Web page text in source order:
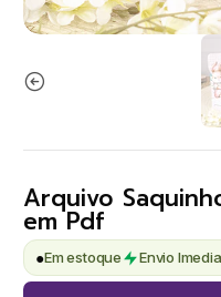
Arquivo
em Pdf
●Em estoque Envio